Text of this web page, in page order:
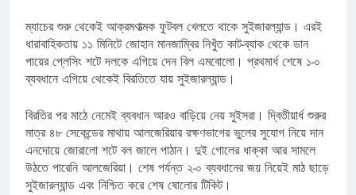
ম্যাচের শুরু থেকেই আক্রমণাত্মক ফুটবল খেলতে থাকে সুইজারল্যান্ড। এরই
ধারাবাহিকতায় ১১ মিনিটে জোহান মানজাম্বির নিখুঁত কাট-ব্যাক থেকে ডান
পায়ের প্লেসিং শটে দলকে এগিয়ে দেন বিল এমবোলো। প্রথমার্ধ শেষে ১-০
ব্যবধানে এগিয়ে থেকেই বিরতিতে যায় সুইজারল্যান্ড।
বিরতির পর মাঠে নেমেই ব্যবধান আরও বাড়িয়ে নেয় সুইসরা। দ্বিতীয়ার্ধ শুরুর
মাত্র ৪৮ সেকেন্ডের মাথায় আলজেরিয়ার রক্ষণভাগের ভুলের সুযোগ নিয়ে দান
এনদোয়ে জোরালো শটে বল জালে পাঠান। দুই গোলের ধাক্কা আর সামলে
উঠতে পারেনি আলজেরিয়া। শেষ পর্যন্ত ২-০ ব্যবধানের জয় নিয়েই মাঠ ছাড়ে
সুইজারল্যান্ড এবং নিশ্চিত করে শেষ ষোলোর টিকিট।